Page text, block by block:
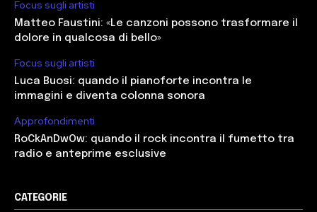
Focus sugli artisti
Matteo Faustini: «Le canzoni possono trasformare il
dolore in qualcosa di bello»
Focus sugli artisti
Luca Buosi: quando il pianoforte incontra le
immagini e diventa colonna sonora
Approfondimenti
RoCkAnDwOw: quando il rock incontra il fumetto tra
radio e anteprime esclusive
CATEGORIE